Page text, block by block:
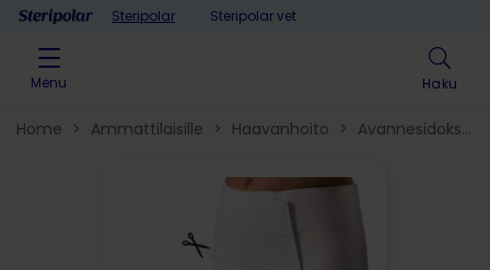
Skip to contentSteripolar Steripolar vet
Menu Haku
Home > Ammattilaisille > Haavanhoito > Avannesidokset​